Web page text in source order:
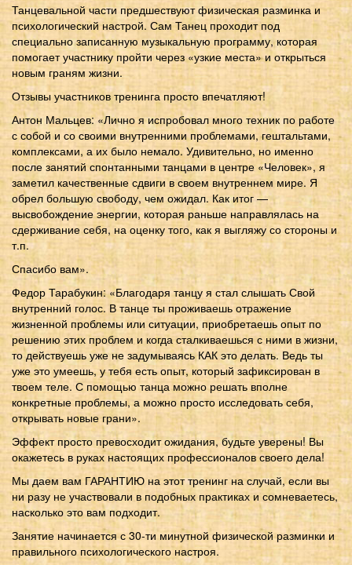
Танцевальной части предшествуют физическая разминка и
психологический настрой. Сам Танец проходит под
специально записанную музыкальную программу, которая
помогает участнику пройти через «узкие места» и открыться
новым граням жизни.
Отзывы участников тренинга просто впечатляют!
Антон Мальцев: «Лично я испробовал много техник по работе
с собой и со своими внутренними проблемами, гештальтами,
комплексами, а их было немало. Удивительно, но именно
после занятий спонтанными танцами в центре «Человек», я
заметил качественные сдвиги в своем внутреннем мире. Я
обрел большую свободу, чем ожидал. Как итог —
высвобождение энергии, которая раньше направлялась на
сдерживание себя, на оценку того, как я выгляжу со стороны и
т.п.
Спасибо вам».
Федор Тарабукин: «Благодаря танцу я стал слышать Свой
внутренний голос. В танце ты проживаешь отражение
жизненной проблемы или ситуации, приобретаешь опыт по
решению этих проблем и когда сталкиваешься с ними в жизни,
то действуешь уже не задумываясь КАК это делать. Ведь ты
уже это умеешь, у тебя есть опыт, который зафиксирован в
твоем теле. С помощью танца можно решать вполне
конкретные проблемы, а можно просто исследовать себя,
открывать новые грани».
Эффект просто превосходит ожидания, будьте уверены! Вы
окажетесь в руках настоящих профессионалов своего дела!
Мы даем вам ГАРАНТИЮ на этот тренинг на случай, если вы
ни разу не участвовали в подобных практиках и сомневаетесь,
насколько это вам подходит.
Занятие начинается с 30-ти минутной физической разминки и
правильного психологического настроя.